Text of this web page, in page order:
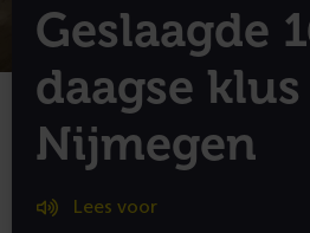
Geslaagde
daagse
Nijmegen
Lees voor